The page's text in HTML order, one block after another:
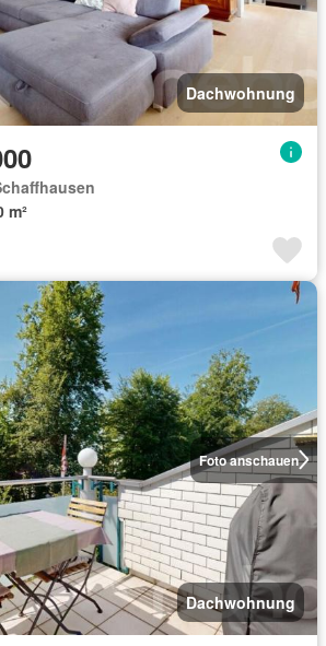
Dachwohnung
m²
Foto anschauen
Dachwohnung